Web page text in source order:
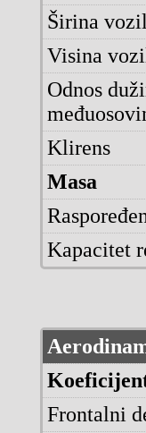
Širina
Visina
Odnos
Klirens
Masa
Kapacitet
Frontalni